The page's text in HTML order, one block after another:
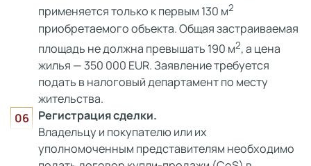
применяется только к первым 130 м2
приобретаемого объекта. Общая застраиваемая
площадь не должна превышать 190 м2, а цена
жилья — 350 000 EUR. Заявление требуется
подать в налоговый департамент по месту
жительства.
Регистрация сделки.
Владельцу и покупателю или их
уполномоченным представителям необходимо